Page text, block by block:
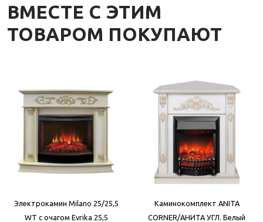
ВМЕСТЕ С ЭТИМ
ТОВАРОМ ПОКУПАЮТ
Электрокамин Milano 25/25,5
WT с очагом Evrika 25,5
Каминокомплект ANITA
CORNER/АНИТА УГЛ. Белый